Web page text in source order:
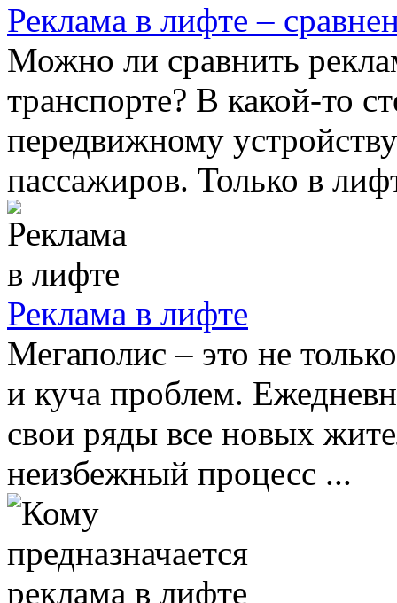
Реклама в лифте –
Можно ли сравнить
транспорте? В какой-то
передвижному
пассажиров. Только в
Реклама в лифте
Мегаполис – это не
и куча проблем.
свои ряды все новых
неизбежный процесс ...